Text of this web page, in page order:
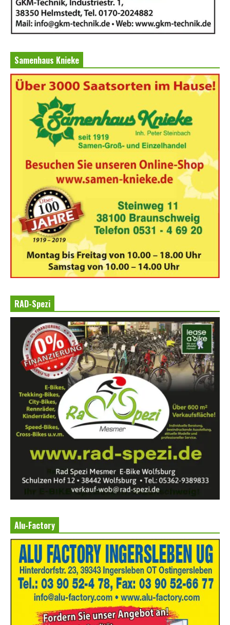
Samenhaus Knieke
RAD-Spezi
Alu-Factory